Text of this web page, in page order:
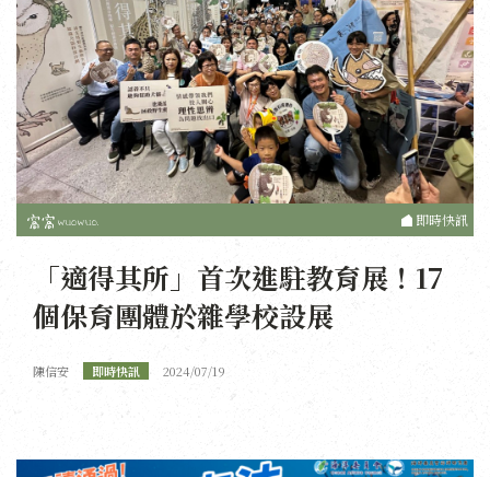
即時快訊
「適得其所」首次進駐教育展！17
個保育團體於雜學校設展
陳信安 即時快訊 2024/07/19